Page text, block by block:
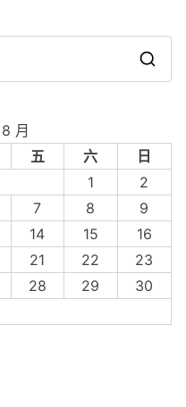
r
c
h
f
o
r
:
月
五 六
日
1
2
7 8
9
14 15
16
21 22
23
28 29
30